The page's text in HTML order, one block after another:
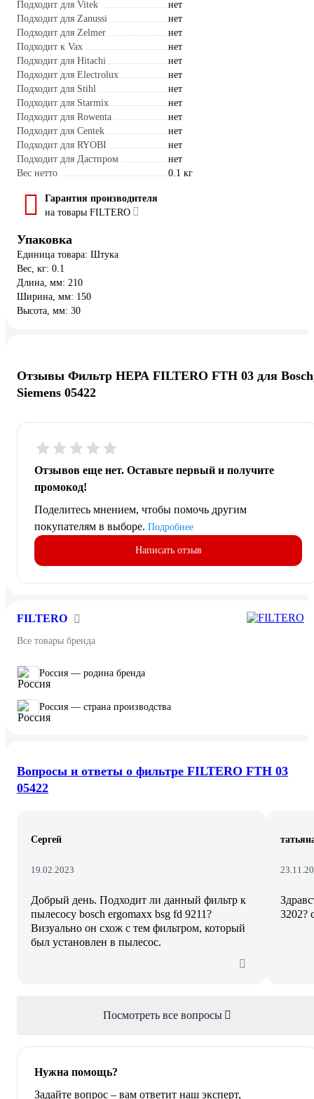
Подходит для Vitek
нет
Подходит для Zanussi
нет
Подходит для Zelmer
нет
Подходит к Vax
нет
Подходит для Hitachi
нет
Подходит для Electrolux
нет
Подходит для Stihl
нет
Подходит для Starmix
нет
Подходит для Rowenta
нет
Подходит для Centek
нет
Подходит для RYOBI
нет
Подходит для Дастпром
нет
Вес нетто
0.1 кг
Гарантия производителя
на товары FILTERO
Упаковка
Единица товара: Штука
Вес, кг: 0.1
Длина, мм: 210
Ширина, мм: 150
Высота, мм: 30
Отзывы Фильтр НЕРА FILTERO FTH 03 для
Siemens 05422
Отзывов еще нет. Оставьте первый и получите
промокод!
Поделитесь мнением, чтобы помочь другим
покупателям в выборе. Подробнее
Написать отзыв
FILTERO
Все товары бренда
Россия — родина бренда
Россия — страна производства
Вопросы и ответы о фильтре FILTERO FTH 03
05422
Сергей
19.02.2023
Добрый день. Подходит ли данный фильтр к
пылесосу bosch ergomaxx bsg fd 9211?
Визуально он схож с тем фильтром, который
был установлен в пылесос.
3202?
Посмотреть все вопросы
Нужна помощь?
Задайте вопрос – вам ответит наш эксперт,